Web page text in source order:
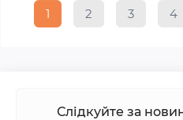
1 2 3 4
Слідкуйте за